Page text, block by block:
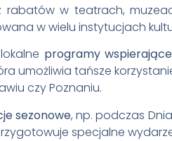
rabatów w teatrach,
w wielu instytucjach
programy
umożliwia tańsze
czy Poznaniu.
sezonowe, np. podczas
specjalne